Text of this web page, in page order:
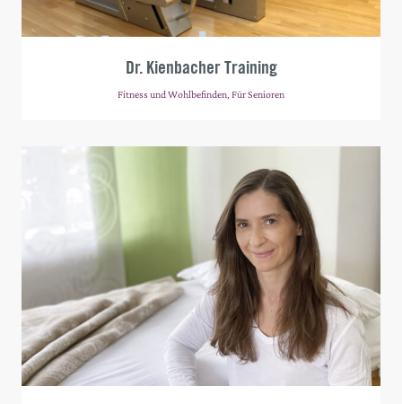
Dr. Kienbacher Training
Fitness und Wohlbefinden, Für Senioren